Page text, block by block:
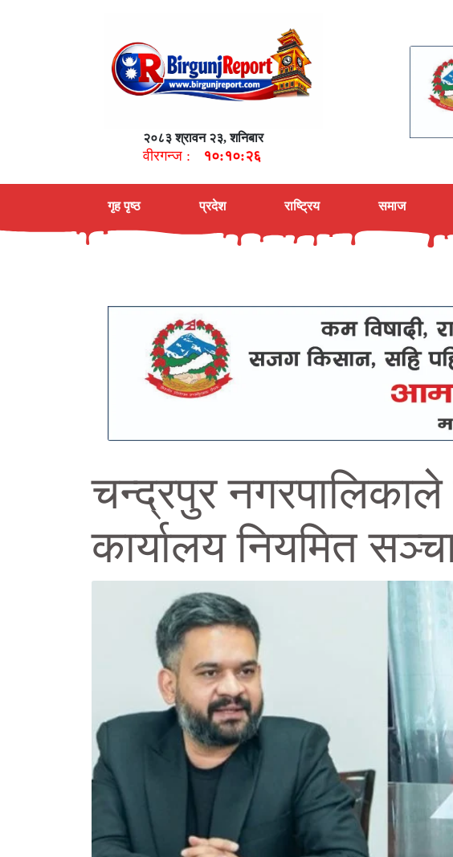
२०८३ श्रावन २३, शनिबार
वीरगन्ज : १०:१०:२७
गृह पृष्ठ प्रदेश राष्ट्रिय समाज
चन्द्रपुर नगरपालिकाले
कार्यालय नियमित